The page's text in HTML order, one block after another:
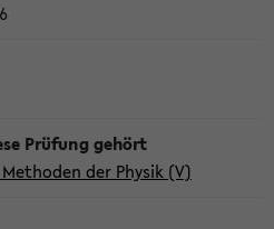
der Physik (V)